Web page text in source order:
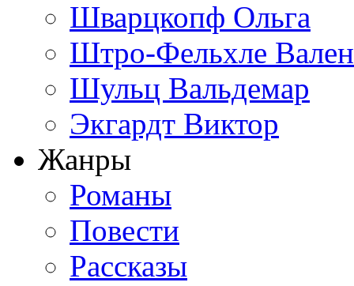
Шварцкопф Ольга
Штро-Фельхле
Шульц Вальдемар
Экгардт Виктор
Жанры
Романы
Повести
Рассказы